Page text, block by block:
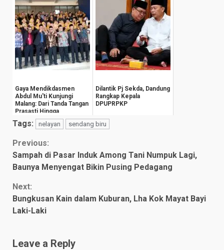
Gaya Mendikdasmen
Abdul Mu'ti Kunjungi
Malang: Dari Tanda Tangan
Prasasti Hingga
Groundbreaking Gedu...
Dilantik Pj Sekda, Dandung
Rangkap Kepala
DPUPRPKP
Tags: nelayan sendang biru
Continue
Reading
Previous:
Sampah di Pasar Induk Among Tani Numpuk Lagi,
Baunya Menyengat Bikin Pusing Pedagang
Next:
Bungkusan Kain dalam Kuburan, Lha Kok Mayat Bayi
Laki-Laki
Leave a Reply